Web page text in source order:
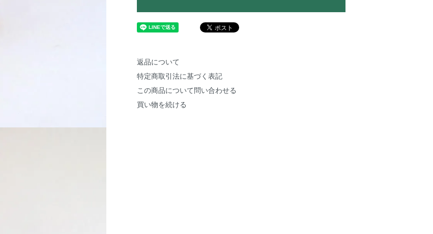
返品について
特定商取引法に基づく表記
この商品について問い合わせる
買い物を続ける